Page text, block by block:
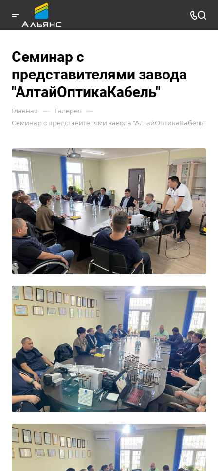
Семинар с
представителями завода
"АлтайОптикаКабель"
Главная — Галерея —
Семинар с представителями завода "АлтайОптикаКабель"